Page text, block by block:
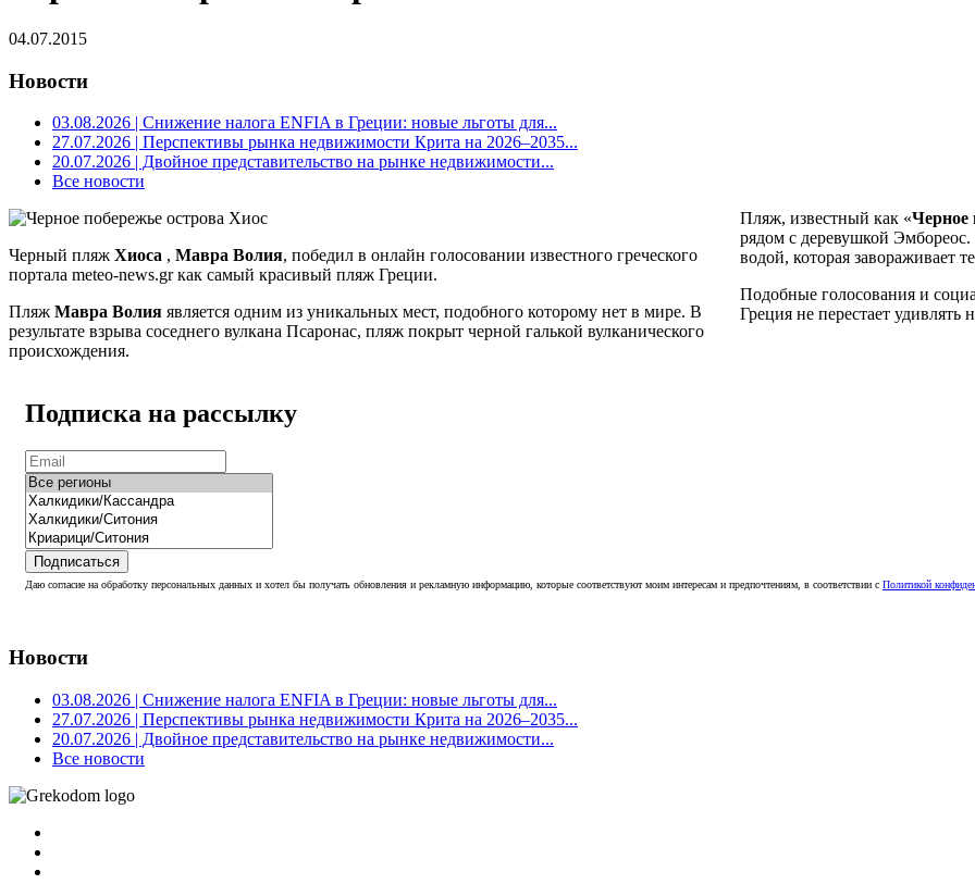
04.07.2015
Новости
03.08.2026 | Снижение налога ENFIA в Греции: новые льготы для...
27.07.2026 | Перспективы рынка недвижимости Крита на 2026–2035...
20.07.2026 | Двойное представительство на рынке недвижимости...
Все новости
Черный пляж Хиоса , Мавра Волия, победил в онлайн голосовании известного греческого
портала meteo-news.gr как самый красивый пляж Греции.
Пляж Мавра Волия является одним из уникальных мест, подобного которому нет в мире. В
результате взрыва соседнего вулкана Псаронас, пляж покрыт черной галькой вулканического
происхождения.
Пляж, известный как «Черное
рядом с деревушкой Эмбореос.
водой, которая завораживает
Подобные голосования и
Греция не перестает
Подписка на рассылку
Подписаться
Даю согласие на обработку персональных данных и хотел бы получать обновления и рекламную информацию, которые соответствуют моим интересам и предпочтениям, в соответствии с Политикой
Новости
03.08.2026 | Снижение налога ENFIA в Греции: новые льготы для...
27.07.2026 | Перспективы рынка недвижимости Крита на 2026–2035...
20.07.2026 | Двойное представительство на рынке недвижимости...
Все новости